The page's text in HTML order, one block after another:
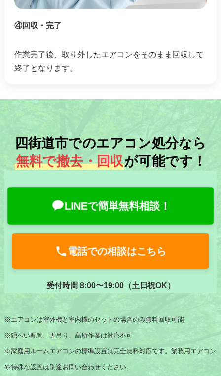
④回収・完了
作業完了後、取り外したエアコンをそのまま回収して
終了となります。
四街道市でのエアコン処分なら
無料で撤去・回収が可能です！
LINEで簡単無料相談！
電話での相談はこちら
受付時間 8:00〜19:00（土日祝OK）
※エアコンは室外機と室内機のセットの場合のみ無料回収可能
※隠ぺい配管、天吊り、高所作業は対応不可
※家庭用ルームエアコンの標準設置は完全無料対応です。業務用エアコン
や特殊な設置は別途お問い合わせください。